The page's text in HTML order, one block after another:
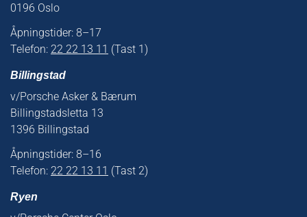
0196 Oslo
Åpningstider: 8–17
Telefon: 22 22 13 11 (Tast 1)
Billingstad
v/Porsche Asker & Bærum
Billingstadsletta 13
1396 Billingstad
Åpningstider: 8–16
Telefon: 22 22 13 11 (Tast 2)
Ryen